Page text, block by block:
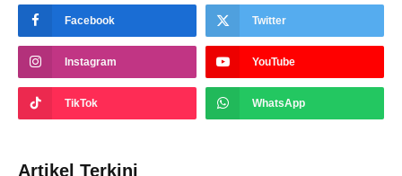
Facebook Twitter
Instagram YouTube
TikTok WhatsApp
Artikel Terkini